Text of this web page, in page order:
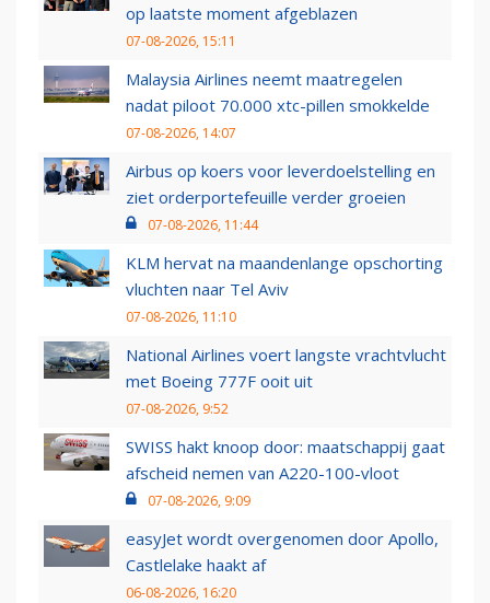
op laatste moment afgeblazen
07-08-2026, 15:11
Malaysia Airlines neemt maatregelen
nadat piloot 70.000 xtc-pillen smokkelde
07-08-2026, 14:07
Airbus op koers voor leverdoelstelling en
ziet orderportefeuille verder groeien
07-08-2026, 11:44
KLM hervat na maandenlange opschorting
vluchten naar Tel Aviv
07-08-2026, 11:10
National Airlines voert langste vrachtvlucht
met Boeing 777F ooit uit
07-08-2026, 9:52
SWISS hakt knoop door: maatschappij gaat
afscheid nemen van A220-100-vloot
07-08-2026, 9:09
easyJet wordt overgenomen door Apollo,
Castlelake haakt af
06-08-2026, 16:20